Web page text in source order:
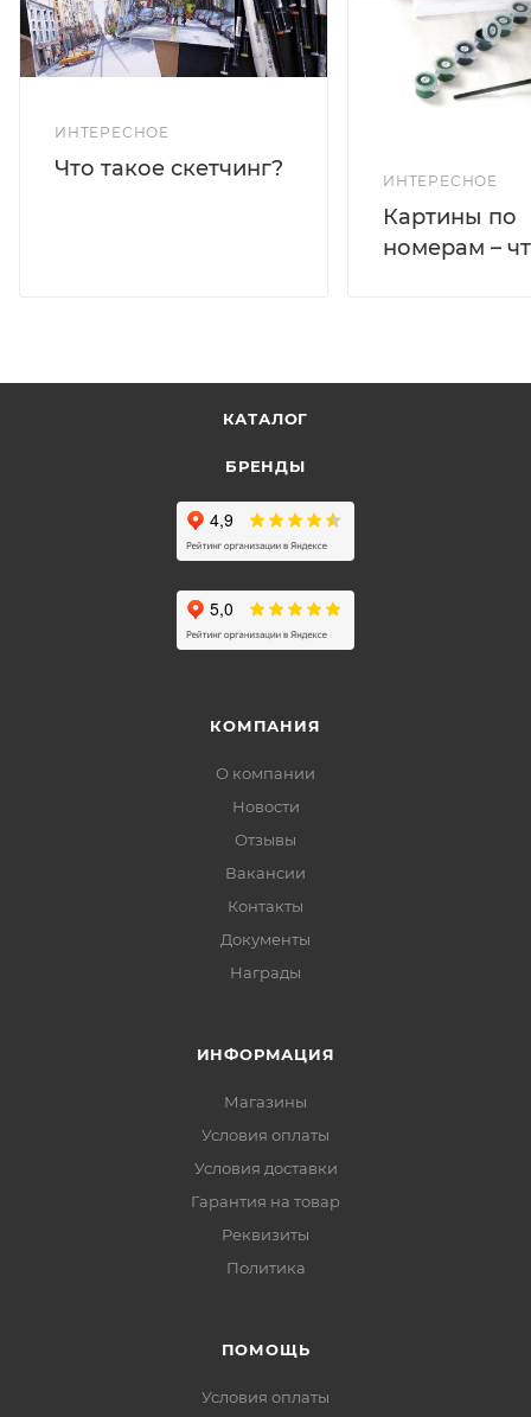
ИНТЕРЕСНОЕ
Что такое скетчинг?
ИНТЕРЕСНОЕ
Картины по
номерам –
КАТАЛОГ
БРЕНДЫ
КОМПАНИЯ
О компании
Новости
Отзывы
Вакансии
Контакты
Документы
Награды
ИНФОРМАЦИЯ
Магазины
Условия оплаты
Условия доставки
Гарантия на товар
Реквизиты
Политика
ПОМОЩЬ
Условия оплаты